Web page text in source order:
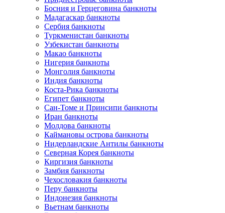
Босния и Герцеговина банкноты
Мадагаскар банкноты
Сербия банкноты
Туркменистан банкноты
Узбекистан банкноты
Макао банкноты
Нигерия банкноты
Монголия банкноты
Индия банкноты
Коста-Рика банкноты
Египет банкноты
Сан-Томе и Принсипи банкноты
Иран банкноты
Молдова банкноты
Каймановы острова банкноты
Нидерландские Антилы банкноты
Северная Корея банкноты
Киргизия банкноты
Замбия банкноты
Чехословакия банкноты
Перу банкноты
Индонезия банкноты
Вьетнам банкноты